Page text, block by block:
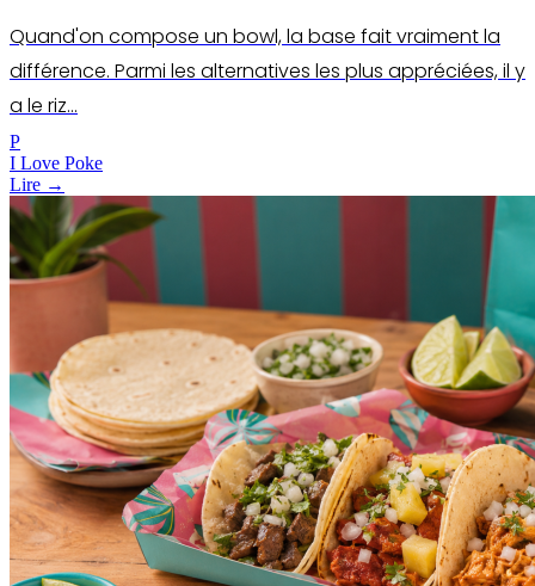
Quand'on compose un bowl, la base fait vraiment la
différence. Parmi les alternatives les plus appréciées, il y
a le riz…
P
I Love Poke
Lire →